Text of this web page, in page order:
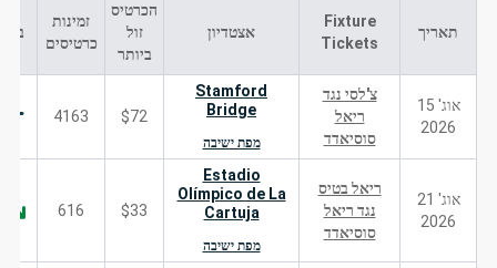
תאריך
Fixture
Tickets
אצטדיון
הכרטיס
זול
ביותר
זמינות
כרטיסים
אוג' 15
2026
צ'לסי נגד
ריאל
סוסיאדד
Stamford
Bridge
מפת ישיבה
$72
4163
אוג' 21
2026
ריאל בטיס
נגד ריאל
סוסיאדד
Estadio
Olímpico de La
Cartuja
מפת ישיבה
$33
616